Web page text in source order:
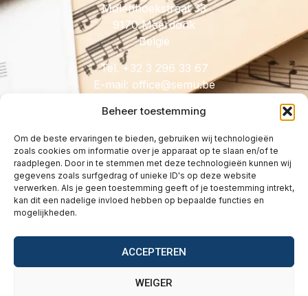
Beheer toestemming
Om de beste ervaringen te bieden, gebruiken wij technologieën
zoals cookies om informatie over je apparaat op te slaan en/of te
raadplegen. Door in te stemmen met deze technologieën kunnen wij
gegevens zoals surfgedrag of unieke ID's op deze website
verwerken. Als je geen toestemming geeft of je toestemming intrekt,
kan dit een nadelige invloed hebben op bepaalde functies en
mogelijkheden.
ACCEPTEREN
WEIGER
Molenhoekstraat 33
9170 Meerdonk
België
Tel. +32 3 296 33 67
E-mail:
eb.umes
@eciffo
HANDIG
Licenties
Tarieven
Wetgeving
Vragen
Contact